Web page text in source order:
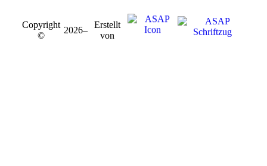
Copyright
©
2026–
Erstellt
von